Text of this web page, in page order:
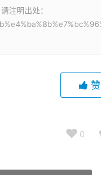
注明出处：
赞
0